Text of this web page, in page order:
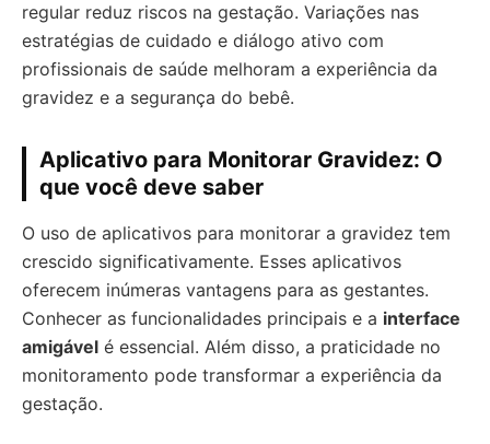
regular reduz riscos na gestação. Variações nas
estratégias de cuidado e diálogo ativo com
profissionais de saúde melhoram a experiência da
gravidez e a segurança do bebê.
Aplicativo para Monitorar Gravidez: O
que você deve saber
O uso de aplicativos para monitorar a gravidez tem
crescido significativamente. Esses aplicativos
oferecem inúmeras vantagens para as gestantes.
Conhecer as funcionalidades principais e a interface
amigável é essencial. Além disso, a praticidade no
monitoramento pode transformar a experiência da
gestação.